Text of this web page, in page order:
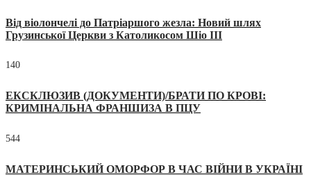
Від віолончелі до Патріаршого жезла: Новий шлях
Грузинської Церкви з Католикосом Шіо III
140
ЕКСКЛЮЗИВ (ДОКУМЕНТИ)/БРАТИ ПО КРОВІ:
КРИМІНАЛЬНА ФРАНШИЗА В ПЦУ
544
МАТЕРИНСЬКИЙ ОМОРФОР В ЧАС ВІЙНИ В УКРАЇНІ